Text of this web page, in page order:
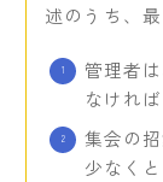
述のうち、
管理者
なけれ
集会の
少なく